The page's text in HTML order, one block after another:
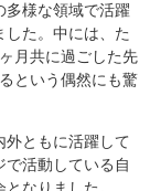
様な領域で活躍
た。中には、た
月共に過ごした先
という偶然にも驚
ともに活躍して
活動している自